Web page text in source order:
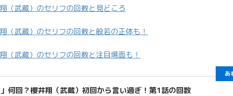
（武蔵）のセリフの回数と見どころ
（武蔵）のセリフの回数と般若の正体も！
（武蔵）のセリフの回数と注目場面も！
」何回？櫻井翔（武蔵）初回から言い過ぎ！第1話の回数
あ